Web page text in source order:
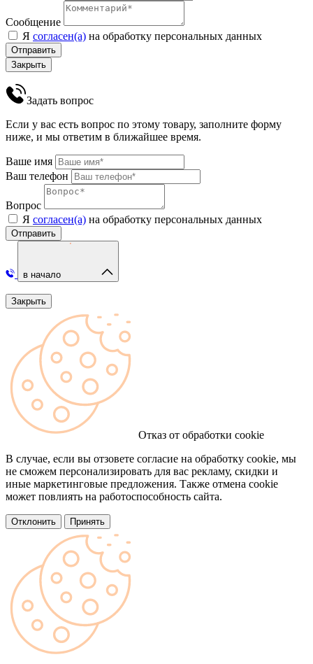
Сообщение
Я согласен(а) на обработку персональных данных
Отправить
Закрыть
Задать вопрос
Если у вас есть вопрос по этому товару, заполните форму
ниже, и мы ответим в ближайшее время.
Ваше имя
Ваш телефон
Вопрос
Я согласен(а) на обработку персональных данных
Отправить
в начало
Закрыть
Отказ от обработки cookie
В случае, если вы отзовете согласие на обработку cookie, мы
не сможем персонализировать для вас рекламу, скидки и
иные маркетинговые предложения. Также отмена cookie
может повлиять на работоспособность сайта.
Отклонить Принять